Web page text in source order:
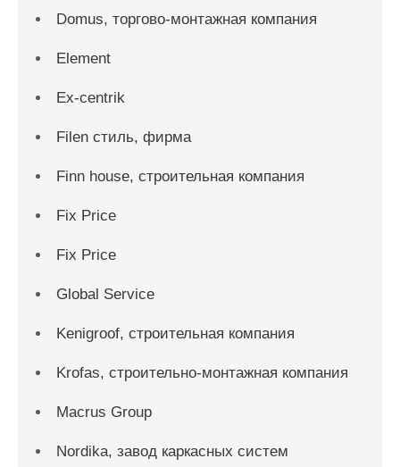
Domus, торгово-монтажная компания
Element
Ex-centrik
Filen стиль, фирма
Finn house, строительная компания
Fix Price
Fix Price
Global Service
Kenigroof, строительная компания
Krofas, строительно-монтажная компания
Macrus Group
Nordika, завод каркасных систем